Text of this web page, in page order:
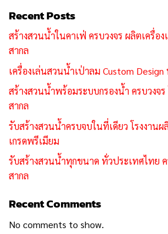
Recent Posts
สร้างสวนน้ำในคาเฟ่ ครบวงจร ผลิตเครื่อ
สากล
เครื่องเล่นสวนน้ำเป่าลม Custom Design
สร้างสวนน้ำพร้อมระบบกรองน้ำ ครบวงจ
สากล
รับสร้างสวนน้ำครบจบในที่เดียว โรงงานผ
เกรดพรีเมียม
รับสร้างสวนน้ำทุกขนาด ทั่วประเทศไทย
สากล
Recent Comments
No comments to show.